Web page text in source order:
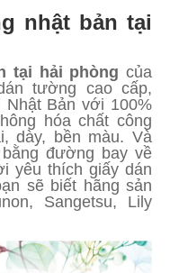
nhật bản tại
tại hải phòng của
tường cao cấp,
Bản với 100%
hóa chất công
dày, bền màu. Và
đường bay về
yêu thích giấy dán
sẽ biết hãng sản
Sangetsu, Lily